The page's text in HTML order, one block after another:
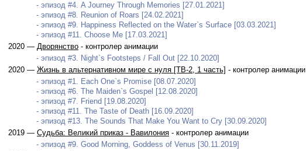
- эпизод #4. A Journey Through Memories [27.01.2021]
- эпизод #8. Reunion of Roars [24.02.2021]
- эпизод #9. Happiness Reflected on the Water`s Surface [03.03.2021]
- эпизод #11. Choose Me [17.03.2021]
2020 — Дворянство - контролер анимации
- эпизод #3. Night`s Footsteps / Fall Out [22.10.2020]
2020 — Жизнь в альтернативном мире с нуля [ТВ-2, 1 часть] - контролер анимации
- эпизод #1. Each One`s Promise [08.07.2020]
- эпизод #6. The Maiden`s Gospel [12.08.2020]
- эпизод #7. Friend [19.08.2020]
- эпизод #11. The Taste of Death [16.09.2020]
- эпизод #13. The Sounds That Make You Want to Cry [30.09.2020]
2019 — Судьба: Великий приказ - Вавилония - контролер анимации
- эпизод #9. Good Morning, Goddess of Venus [30.11.2019]